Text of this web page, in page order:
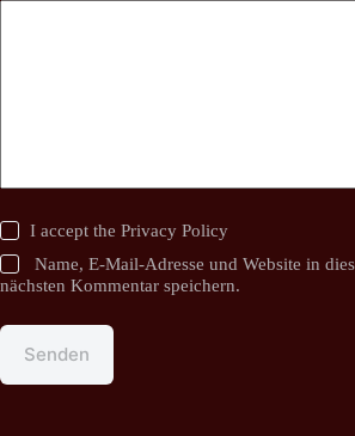
I accept thePrivacy Policy
Name, E-Mail-Adresse und Website in
nächsten Kommentar speichern.
Senden